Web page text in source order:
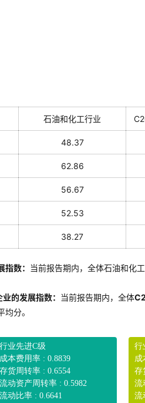
石油和化工行业
48.37
62.86
56.67
52.53
38.27
数： 当前报告期内，全体石油和化
的发展指数： 当前报告期内，全体
均分。
行业先进C级
成本费用率 : 0.8839
存货周转率 : 0.6554
流动资产周转率 : 0.5982
流动比率 : 0.6641
行
成
存
流
流